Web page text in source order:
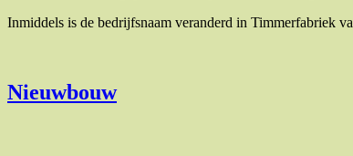
Inmiddels is de bedrijfsnaam veranderd in Timmerfabriek
Nieuwbouw